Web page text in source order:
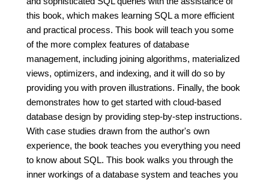
this book, which makes learning SQL a more efficient
and practical process. This book will teach you some
of the more complex features of database
management, including joining algorithms, materialized
views, optimizers, and indexing, and it will do so by
providing you with proven illustrations. Finally, the book
demonstrates how to get started with cloud-based
database design by providing step-by-step instructions.
With case studies drawn from the author's own
experience, the book teaches you everything you need
to know about SQL. This book walks you through the
inner workings of a database system and teaches you